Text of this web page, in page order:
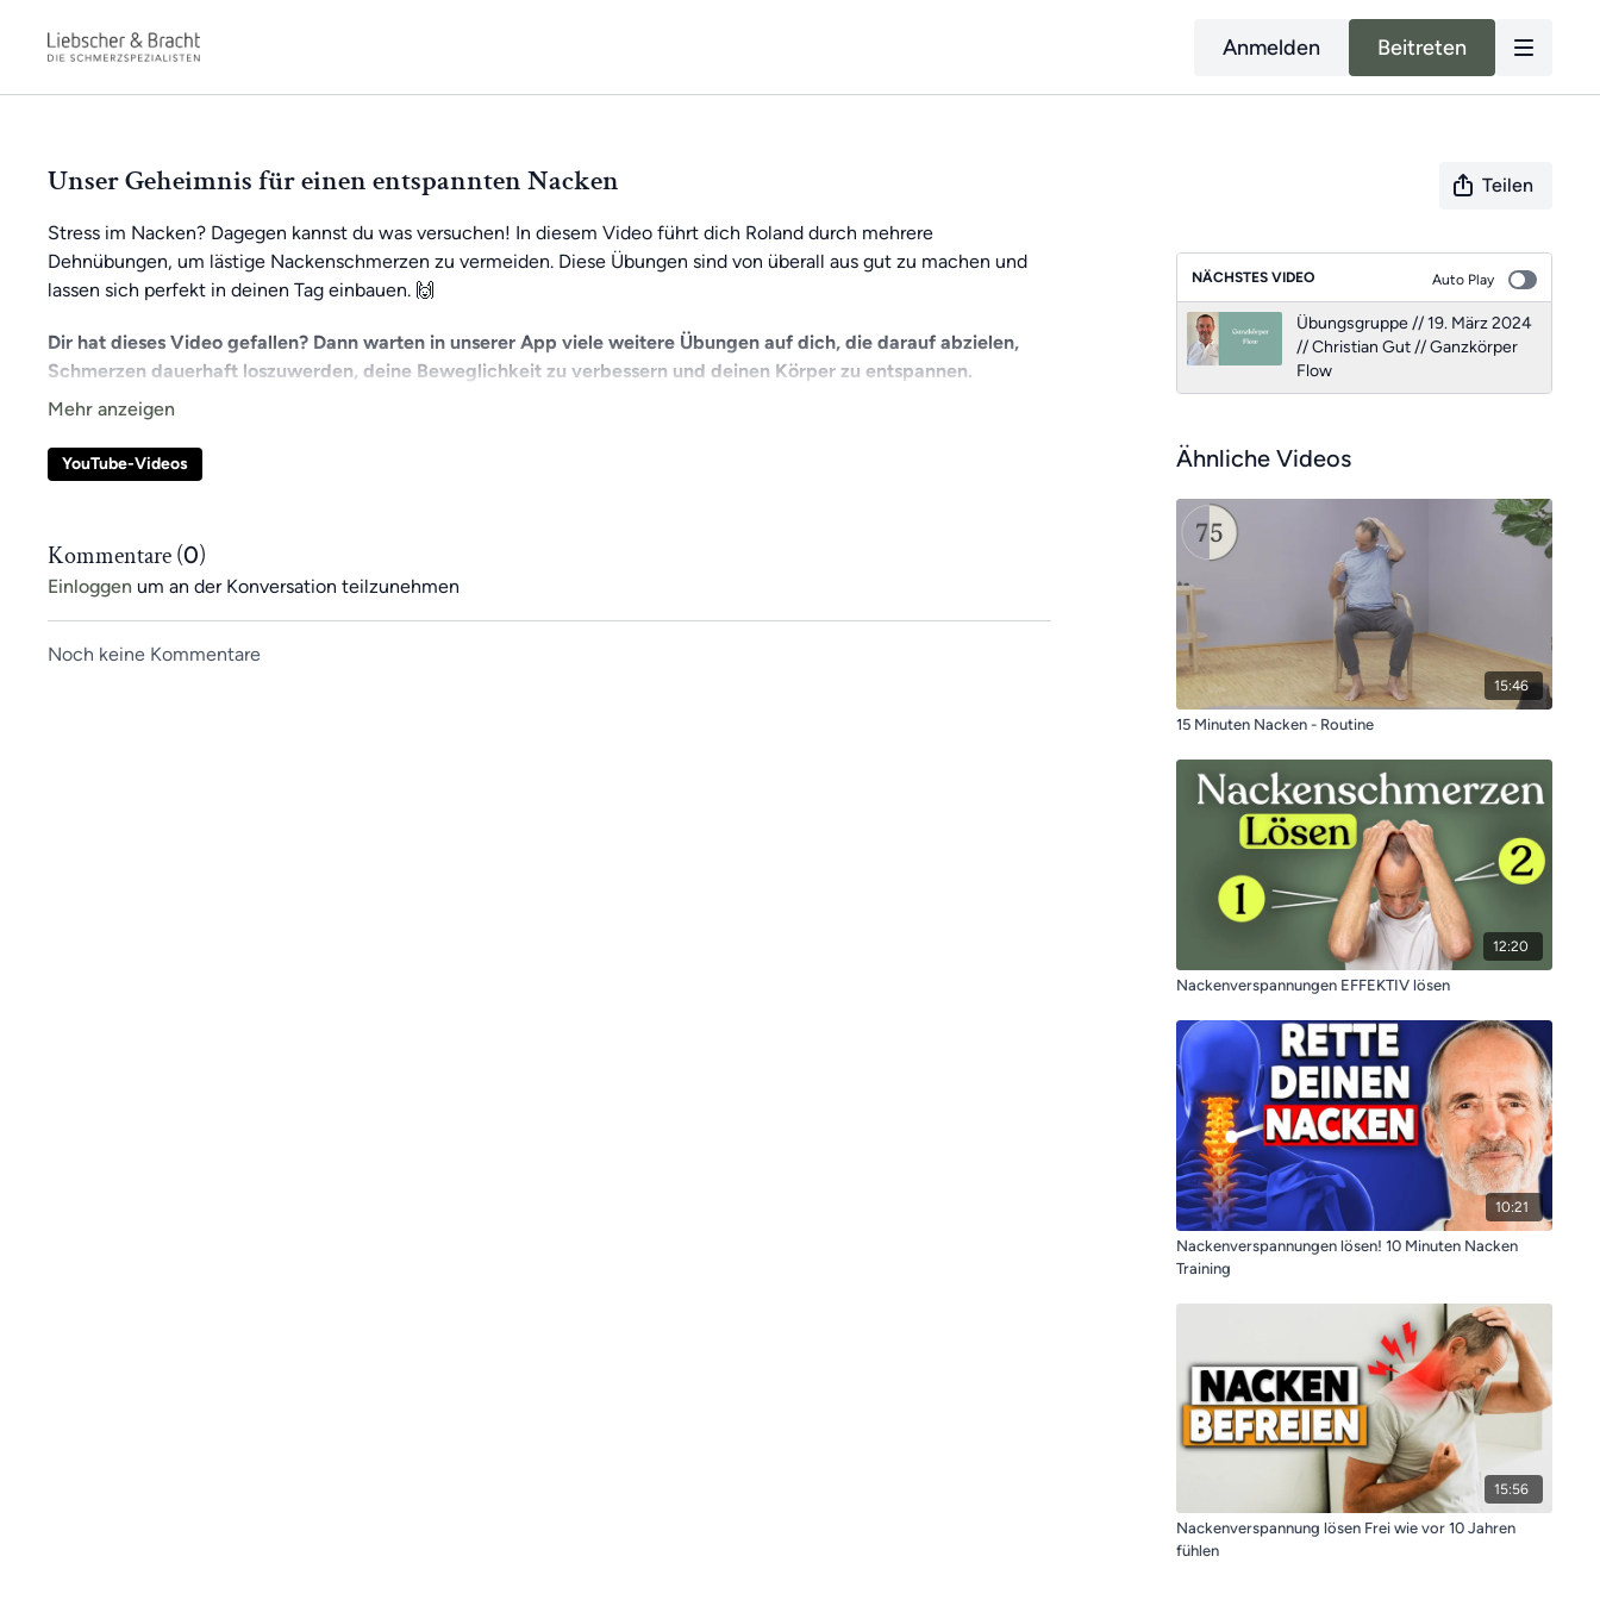
Anmelden Beitreten
Unser Geheimnis für einen entspannten Nacken Teilen
Stress im Nacken? Dagegen kannst du was versuchen! In diesem Video führt dich Roland durch mehrere
Dehnübungen, um lästige Nackenschmerzen zu vermeiden. Diese Übungen sind von überall aus gut zu machen und
lassen sich perfekt in deinen Tag einbauen. 🙌
Dir hat dieses Video gefallen? Dann warten in unserer App viele weitere Übungen auf dich, die darauf abzielen,
Schmerzen dauerhaft loszuwerden, deine Beweglichkeit zu verbessern und deinen Körper zu entspannen.
So bleibst du stets motiviert und kannst kontinuierlich an deinen Fortschritten arbeiten. Mit einer Mitgliedschaft
erhältst du Zugang zu exklusiven Videos und kannst dich mit der Community austauschen. Und das Beste daran: Du
kannst jederzeit und überall trainieren, ganz bequem von zu Hause aus oder unterwegs.
kostenfrei testen <<
YouTube-Videos
Kommentare (0)
Einloggen um an der Konversation teilzunehmen
Noch keine Kommentare
NÄCHSTES VIDEO Auto Play
Übungsgruppe // 19. März 2024
// Christian Gut // Ganzkörper
Flow
Ähnliche Videos
15:46
15 Minuten Nacken - Routine
12:20
Nackenverspannungen EFFEKTIV lösen
10:21
Nackenverspannungen lösen! 10 Minuten Nacken
Training
15:56
Nackenverspannung lösen Frei wie vor 10 Jahren
fühlen